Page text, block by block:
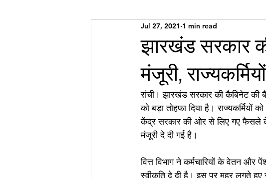
झारखंड सरकार
मंजूरी,
Jul 27, 2021 1 min read
रांची। झारखंड सरकार की कैबिनेट की
को बड़ा तोहफा दिया है।
केंद्र सरकार की ओर से लिए गए फैसले
मंजूरी दे दी गई है।
वित्त विभाग ने कर्मचारियों के वेतन और
स्वीकृति दे दी है। इस पर मुहर लगते हुए